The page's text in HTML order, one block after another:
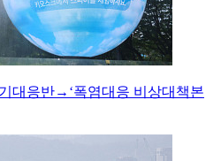
대응반→‘폭염대응 비상대책본